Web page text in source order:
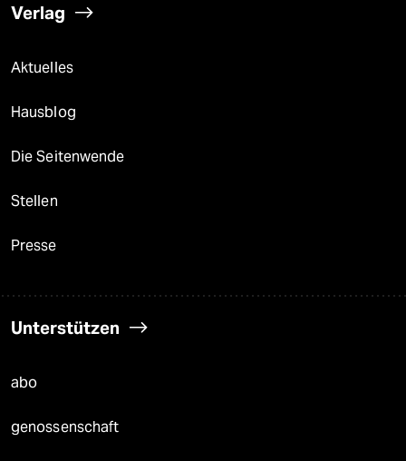
Verlag
Aktuelles
Hausblog
Die Seitenwende
Stellen
Presse
Unterstützen
abo
genossenschaft